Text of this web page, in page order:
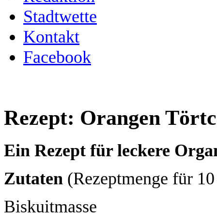
Stadtwette
Kontakt
Facebook
Rezept: Orangen
Ein Rezept für leckere
Zutaten (Rezeptmenge für
Biskuitmasse